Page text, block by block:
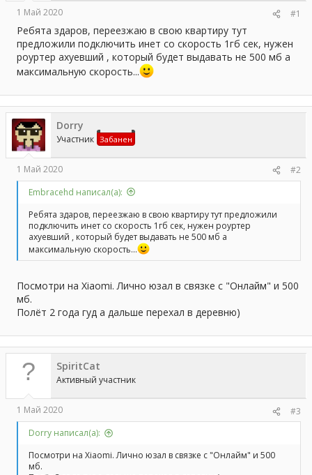
1 Май 2020 #1
Ребята здаров, переезжаю в свою квартиру тут
предложили подключить инет со скорость 1гб сек, нужен
роуртер ахуевший , который будет выдавать не 500 мб а
максимальную скорость...
Dorry
Участник Забанен
1 Май 2020
#2
Embracehd написал(а):
Ребята здаров, переезжаю в свою квартиру тут предложили
подключить инет со скорость 1гб сек, нужен роуртер
ахуевший , который будет выдавать не 500 мб а
максимальную скорость...
Посмотри на Xiaomi. Лично юзал в связке с "Онлайм" и 500
мб.
Полёт 2 года гуд а дальше перехал в деревню)
SpiritCat
Активный участник
1 Май 2020
#3
Dorry написал(а):
Посмотри на Xiaomi. Лично юзал в связке с "Онлайм" и 500
мб.